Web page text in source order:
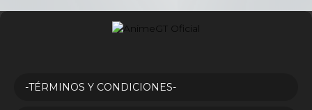
-TÉRMINOS Y CONDICIONES-